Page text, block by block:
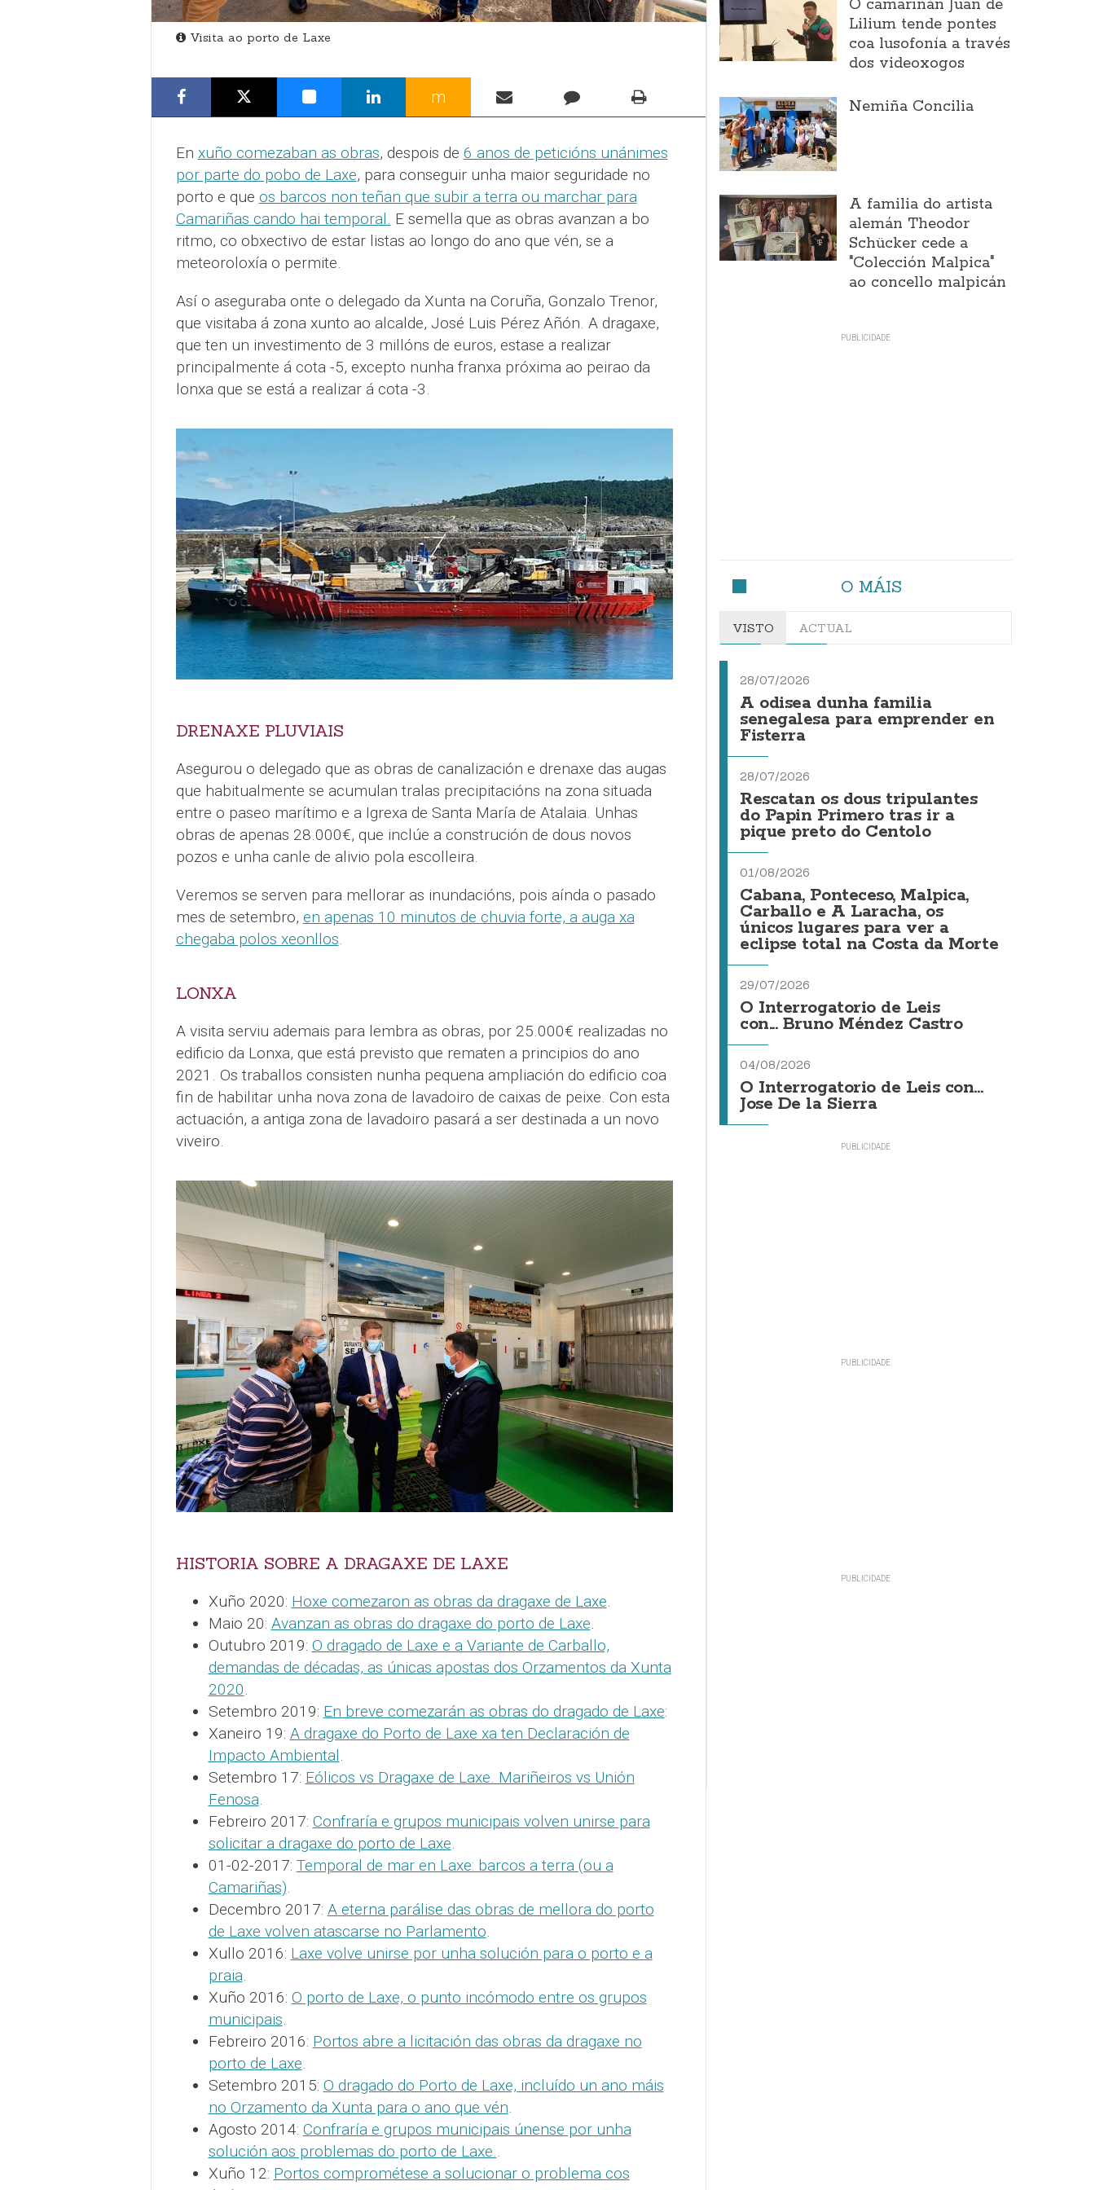
Visita ao porto de Laxe
m
En xuño comezaban as obras, despois de 6 anos de peticións unánimes
por parte do pobo de Laxe, para conseguir unha maior seguridade no
porto e que os barcos non teñan que subir a terra ou marchar para
Camariñas cando hai temporal. E semella que as obras avanzan a bo
ritmo, co obxectivo de estar listas ao longo do ano que vén, se a
meteoroloxía o permite.
Así o aseguraba onte o delegado da Xunta na Coruña, Gonzalo Trenor,
que visitaba á zona xunto ao alcalde, José Luis Pérez Añón. A dragaxe,
que ten un investimento de 3 millóns de euros, estase a realizar
principalmente á cota -5, excepto nunha franxa próxima ao peirao da
lonxa que se está a realizar á cota -3.
DRENAXE PLUVIAIS
Asegurou o delegado que as obras de canalización e drenaxe das augas
que habitualmente se acumulan tralas precipitacións na zona situada
entre o paseo marítimo e a Igrexa de Santa María de Atalaia. Unhas
obras de apenas 28.000€, que inclúe a construción de dous novos
pozos e unha canle de alivio pola escolleira.
Veremos se serven para mellorar as inundacións, pois aínda o pasado
mes de setembro, en apenas 10 minutos de chuvia forte, a auga xa
chegaba polos xeonllos.
LONXA
A visita serviu ademais para lembra as obras, por 25.000€ realizadas no
edificio da Lonxa, que está previsto que rematen a principios do ano
2021. Os traballos consisten nunha pequena ampliación do edificio coa
fin de habilitar unha nova zona de lavadoiro de caixas de peixe. Con esta
actuación, a antiga zona de lavadoiro pasará a ser destinada a un novo
viveiro.
HISTORIA SOBRE A DRAGAXE DE LAXE
Xuño 2020: Hoxe comezaron as obras da dragaxe de Laxe.
Maio 20: Avanzan as obras do dragaxe do porto de Laxe.
Outubro 2019: O dragado de Laxe e a Variante de Carballo,
demandas de décadas, as únicas apostas dos Orzamentos da Xunta
2020.
Setembro 2019: En breve comezarán as obras do dragado de Laxe:
Xaneiro 19: A dragaxe do Porto de Laxe xa ten Declaración de
Impacto Ambiental.
Setembro 17: Eólicos vs Dragaxe de Laxe. Mariñeiros vs Unión
Fenosa.
Febreiro 2017: Confraría e grupos municipais volven unirse para
solicitar a dragaxe do porto de Laxe.
01-02-2017: Temporal de mar en Laxe: barcos a terra (ou a
Camariñas).
Decembro 2017: A eterna parálise das obras de mellora do porto
de Laxe volven atascarse no Parlamento.
Xullo 2016: Laxe volve unirse por unha solución para o porto e a
praia.
Xuño 2016: O porto de Laxe, o punto incómodo entre os grupos
municipais.
Febreiro 2016: Portos abre a licitación das obras da dragaxe no
porto de Laxe.
Setembro 2015: O dragado do Porto de Laxe, incluído un ano máis
no Orzamento da Xunta para o ano que vén.
Agosto 2014: Confraría e grupos municipais únense por unha
solución aos problemas do porto de Laxe..
Xuño 12: Portos comprométese a solucionar o problema cos
O camariñán Juan de
Lilium tende pontes
coa lusofonía a través
dos videoxogos
Nemiña Concilia
A familia do artista
alemán Theodor
Schücker cede a
"Colección Malpica"
ao concello malpicán
O MÁIS
VISTO ACTUAL
28/07/2026
A odisea dunha familia
senegalesa para emprender en
Fisterra
28/07/2026
Rescatan os dous tripulantes
do Papin Primero tras ir a
pique preto do Centolo
01/08/2026
Cabana, Ponteceso, Malpica,
Carballo e A Laracha, os
únicos lugares para ver a
eclipse total na Costa da Morte
29/07/2026
O Interrogatorio de Leis
con... Bruno Méndez Castro
04/08/2026
O Interrogatorio de Leis con...
Jose De la Sierra